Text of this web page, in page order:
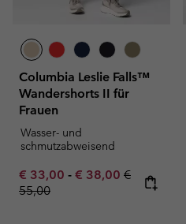
Columbia Leslie Falls™
Wandershorts II für
Frauen
Wasser- und
schmutzabweisend
Minimum sale price:
€ 33,00 - Maximum sale
€ 38,00 Regular
€
55,00